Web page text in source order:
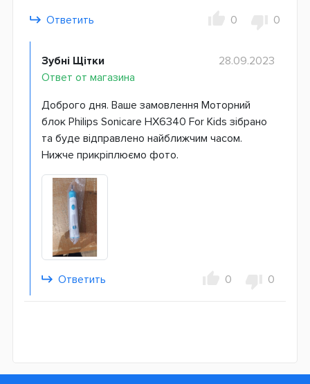
Ответить
0 0
Зубні Щітки
Ответ от магазина
28.09.2023
Доброго дня. Ваше замовлення Моторний
блок Philips Sonicare HX6340 For Kids зібрано
та буде відправлено найближчим часом.
Нижче прикріплюємо фото.
Ответить 0 0